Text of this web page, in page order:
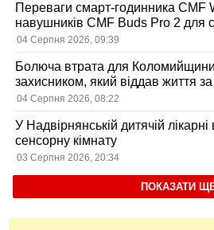
Переваги смарт-годинника CMF
навушників CMF Buds Pro 2 для
користувачів
04 Серпня 2026, 09:39
Болюча втрата для
захисником, який віддав життя за
04 Серпня 2026, 08:22
У Надвірнянській дитячій
сенсорну кімнату
03 Серпня 2026, 20:34
ПОКАЗАТИ